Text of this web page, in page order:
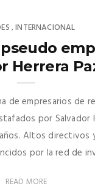
,INTERNACIONAL
Herrera
de empresarios de
por Salvador
Altos directivos
por la red de
READ MORE